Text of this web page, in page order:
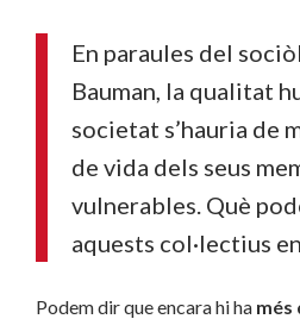
En paraules del
Bauman, la qualitat
societat s’hauria de
de vida dels seus
vulnerables. Què
aquests col·lectius
Podem dir que encara hi ha més